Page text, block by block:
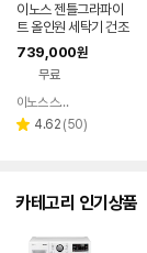
이노스 젠틀그라파이
트 올인원 세탁기 건조
기 일체형 세탁 10kg,
건조 7kg 방문설치
739,000원
무료
페이
이노스 스토어
별 4.62 리
(50)
카테고리 인기상품